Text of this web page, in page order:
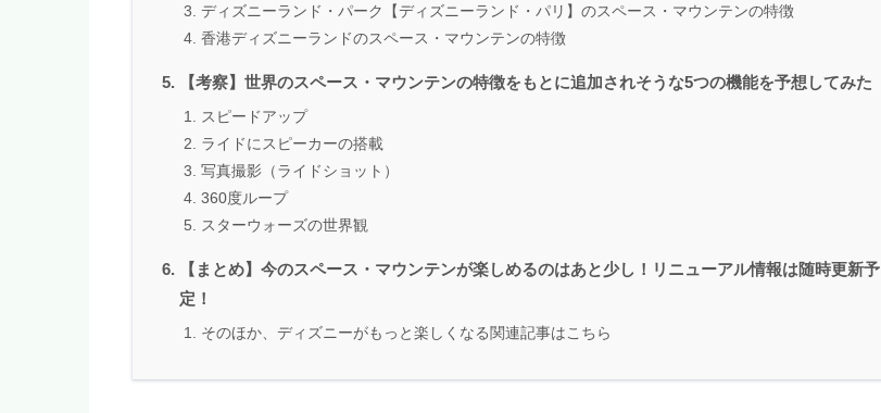
ディズニーランド・パーク【ディズニーランド・パリ】のスペース・マウンテンの特徴
香港ディズニーランドのスペース・マウンテンの特徴
【考察】世界のスペース・マウンテンの特徴をもとに追加されそうな5つの機能を予想してみた
スピードアップ
ライドにスピーカーの搭載
写真撮影（ライドショット）
360度ループ
スターウォーズの世界観
【まとめ】今のスペース・マウンテンが楽しめるのはあと少し！リニューアル情報は随時更新予
定！
そのほか、ディズニーがもっと楽しくなる関連記事はこちら